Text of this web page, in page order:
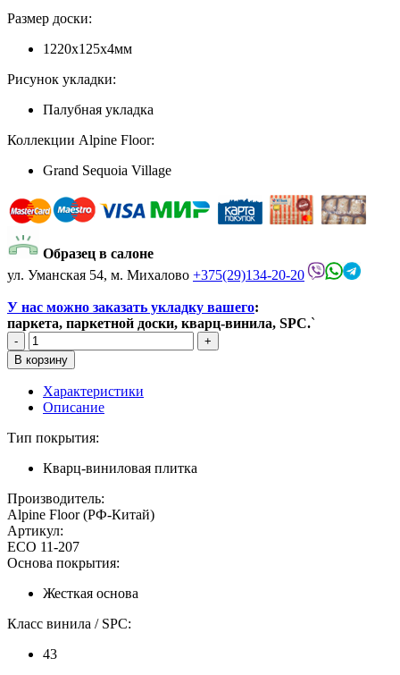
Размер доски:
1220х125х4мм
Рисунок укладки:
Палубная укладка
Коллекции Alpine Floor:
Grand Sequoia Village
Образец в салоне
ул. Уманская 54, м. Михалово +375(29)134-20-20
У нас можно заказать укладку вашего:
паркета, паркетной доски, кварц-винила, SPC.`
Характеристики
Описание
Тип покрытия:
Кварц-виниловая плитка
Производитель:
Alpine Floor (РФ-Китай)
Артикул:
ECO 11-207
Основа покрытия:
Жесткая основа
Класс винила / SPC:
43